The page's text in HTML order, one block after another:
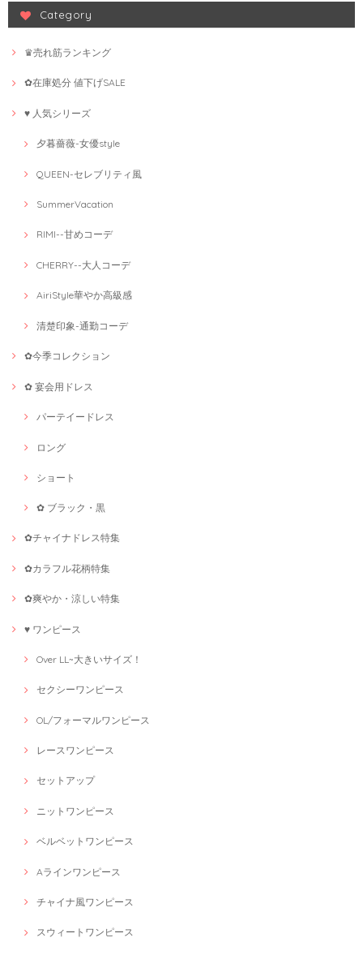
Category
♛売れ筋ランキング
✿在庫処分 値下げSALE
♥ 人気シリーズ
夕暮薔薇-女優style
QUEEN-セレブリティ風
SummerVacation
RIMI--甘めコーデ
CHERRY--大人コーデ
AiriStyle華やか高級感
清楚印象-通勤コーデ
✿今季コレクション
✿ 宴会用ドレス
パーテイードレス
ロング
ショート
✿ ブラック・黒
✿チャイナドレス特集
✿カラフル花柄特集
✿爽やか・涼しい特集
♥ ワンピース
Over LL~大きいサイズ！
セクシーワンピース
OL/フォーマルワンピース
レースワンピース
セットアップ
ニットワンピース
ベルベットワンピース
Aラインワンピース
チャイナ風ワンピース
スウィートワンピース